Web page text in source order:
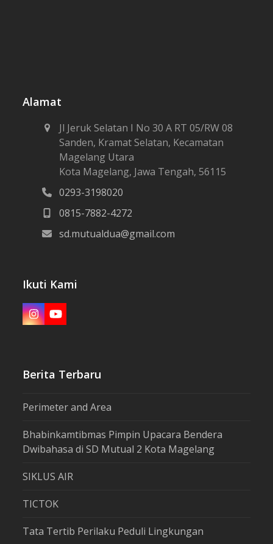
Alamat
Jl Jeruk Selatan I No 30 A RT 05/RW 08
Sanden, Kramat Selatan, Kecamatan
Magelang Utara
Kota Magelang, Jawa Tengah, 56115
0293-3198020
0815-7882-4272
sd.mutualdua@gmail.com
Ikuti Kami
Instagram
YouTube
Berita Terbaru
Perimeter and Area
Bhabinkamtibmas Pimpin Upacara Bendera
Dwibahasa di SD Mutual 2 Kota Magelang
SIKLUS AIR
TICTOK
Tata Tertib Perilaku Peduli Lingkungan